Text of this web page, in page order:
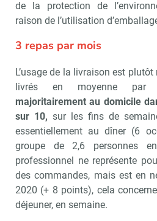
de la protection de
raison de l’utilisation
3 repas par mois
L’usage de la livraison est
livrés en moyenne par
majoritairement au domicile
sur 10, sur les fins de
essentiellement au dîner (6
groupe de 2,6 personnes
professionnel ne représente
des com­mandes, mais est en
2020 (+ 8 points), cela
déjeuner, en semaine.